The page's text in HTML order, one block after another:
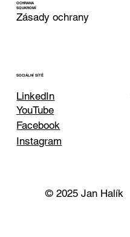
OCHRANA
SOUKROMÍ
Zásady ochrany
SOCIÁLNÍ SÍTĚ
LinkedIn
Facebook
YouTube
Instagram
© 2025 Jan Halík